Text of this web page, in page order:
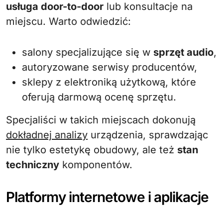
usługa door-to-door lub konsultacje na
miejscu. Warto odwiedzić:
salony specjalizujące się w sprzęt audio,
autoryzowane serwisy producentów,
sklepy z elektroniką użytkową, które
oferują darmową ocenę sprzętu.
Specjaliści w takich miejscach dokonują
dokładnej analizy urządzenia, sprawdzając
nie tylko estetykę obudowy, ale też stan
techniczny komponentów.
Platformy internetowe i aplikacje